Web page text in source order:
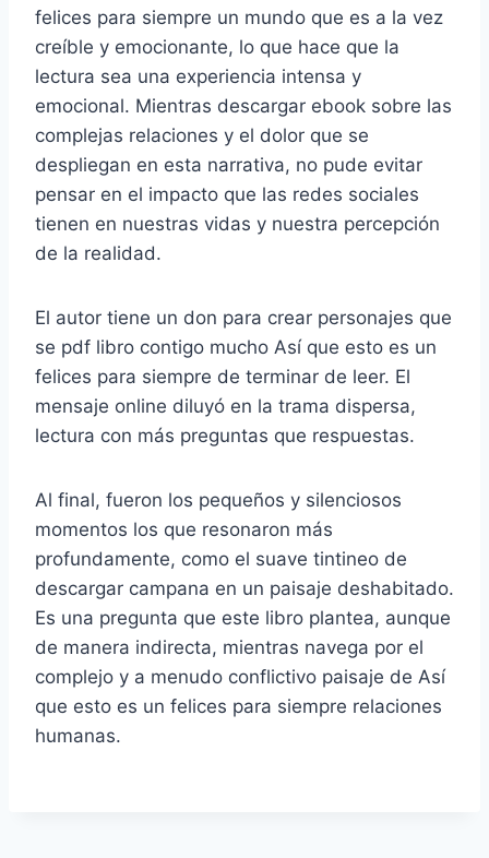
felices para siempre un mundo que es a la vez
creíble y emocionante, lo que hace que la
lectura sea una experiencia intensa y
emocional. Mientras descargar ebook sobre las
complejas relaciones y el dolor que se
despliegan en esta narrativa, no pude evitar
pensar en el impacto que las redes sociales
tienen en nuestras vidas y nuestra percepción
de la realidad.
El autor tiene un don para crear personajes que
se pdf libro contigo mucho Así que esto es un
felices para siempre de terminar de leer. El
mensaje online diluyó en la trama dispersa,
lectura con más preguntas que respuestas.
Al final, fueron los pequeños y silenciosos
momentos los que resonaron más
profundamente, como el suave tintineo de
descargar campana en un paisaje deshabitado.
Es una pregunta que este libro plantea, aunque
de manera indirecta, mientras navega por el
complejo y a menudo conflictivo paisaje de Así
que esto es un felices para siempre relaciones
humanas.